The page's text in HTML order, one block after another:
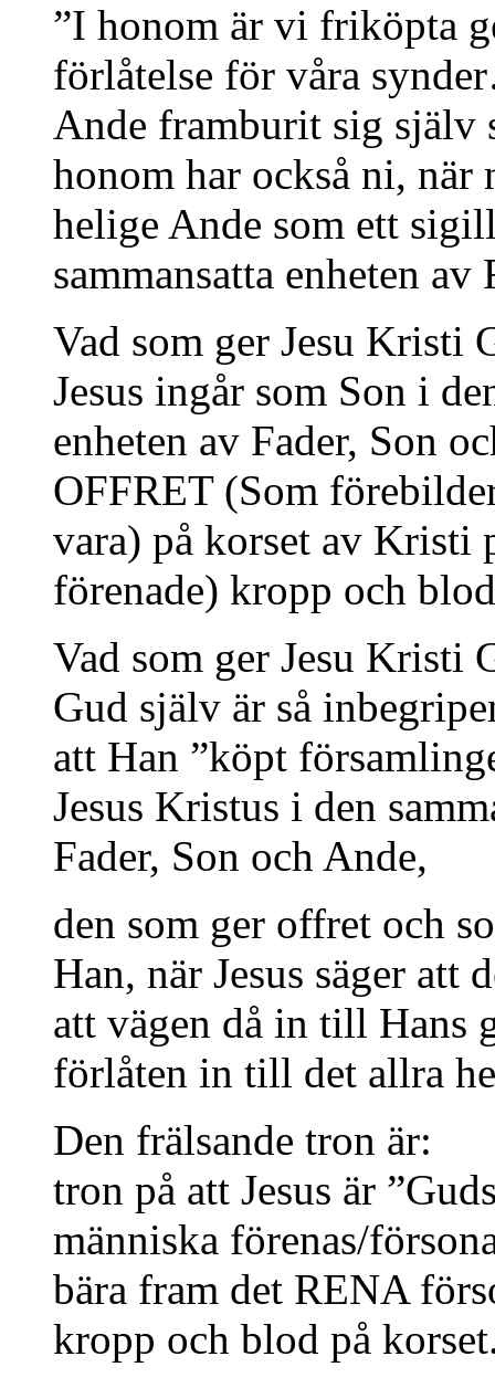
”I honom är vi friköpta
förlåtelse för våra
Ande framburit sig själv
honom har också ni,
helige Ande som ett
sammansatta enheten
Vad som ger Jesu Kristi
Jesus ingår som Son i
enheten av Fader, Son
OFFRET (Som
vara) på korset av Kristi
förenade) kropp och
Vad som ger Jesu Kristi
Gud själv är så
att Han ”köpt
Jesus Kristus i den
Fader, Son och Ande,
den som ger offret och
Han, när Jesus säger att
att vägen då in till Hans
förlåten in till det allra
Den frälsande tron är:
tron på att Jesus är
människa förenas/
bära fram det RENA
kropp och blod på